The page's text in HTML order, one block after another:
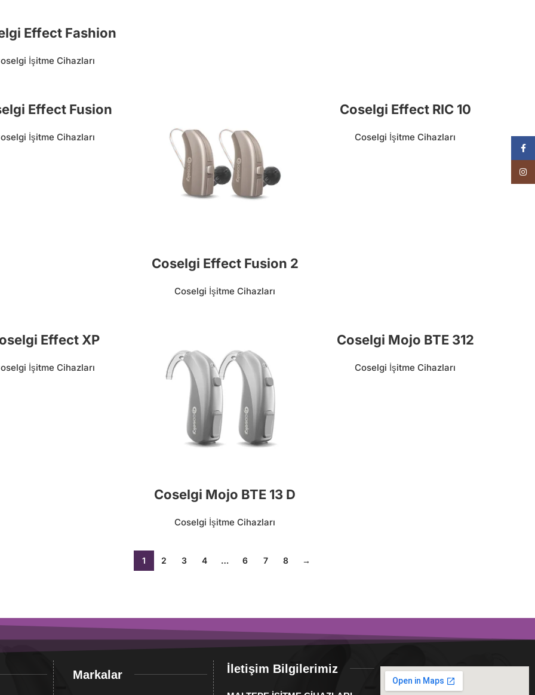
Effect Fashion
İşitme Cihazları
Effect Fusion
İşitme Cihazları
Coselgi Effect Fusion 2
Coselgi İşitme Cihazları
Coselgi Effect RIC 10
Coselgi İşitme Cihazları
Effect XP
İşitme Cihazları
Coselgi Mojo BTE 13 D
Coselgi İşitme Cihazları
Coselgi Mojo BTE 312
Coselgi İşitme Cihazları
1 2 3 4 … 6 7 8 →
Markalar İletişim Bilgilerimiz